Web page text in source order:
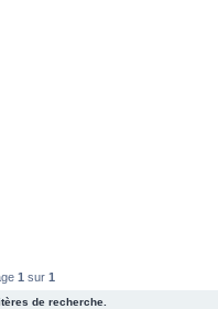
1 sur 1
de recherche.